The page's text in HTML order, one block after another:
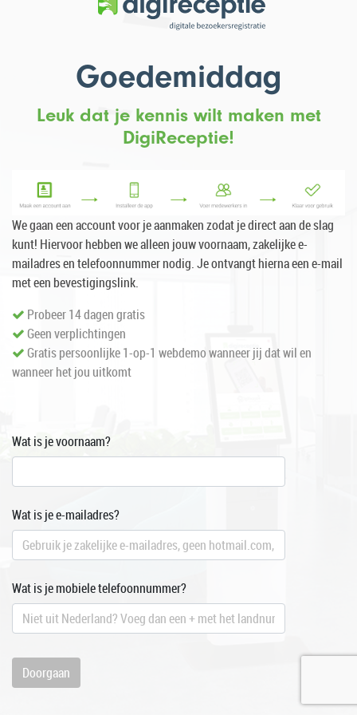
Goedemiddag
Leuk dat je kennis wilt maken met
DigiReceptie!
We gaan een account voor je aanmaken zodat je direct aan de slag
kunt! Hiervoor hebben we alleen jouw voornaam, zakelijke e-
mailadres en telefoonnummer nodig. Je ontvangt hierna een e-mail
met een bevestigingslink.
Probeer 14 dagen gratis
Geen verplichtingen
Gratis persoonlijke 1-op-1 webdemo wanneer jij dat wil en
wanneer het jou uitkomt
Wat is je voornaam?
Wat is je e-mailadres?
Wat is je mobiele telefoonnummer?
Doorgaan